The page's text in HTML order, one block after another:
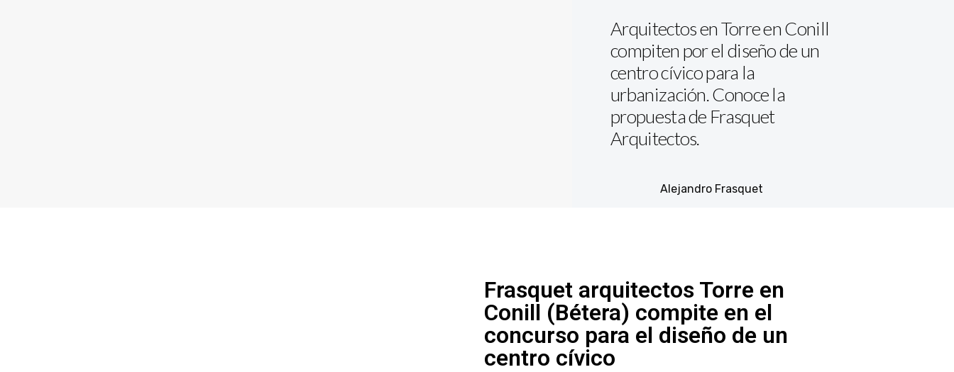
Arquitectos en Torre en Conill
compiten por el diseño de un
centro cívico para la
urbanización. Conoce la
propuesta de Frasquet
Arquitectos.
Alejandro Frasquet
Frasquet arquitectos Torre en
Conill (Bétera) compite en el
concurso para el diseño de un
centro cívico